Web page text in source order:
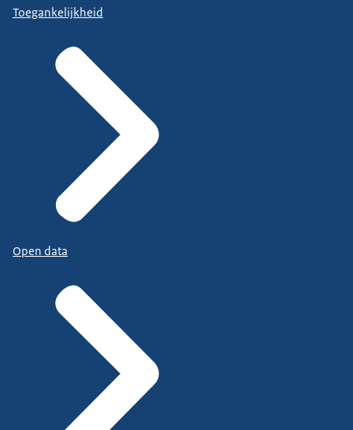
Toegankelijkheid
Open data